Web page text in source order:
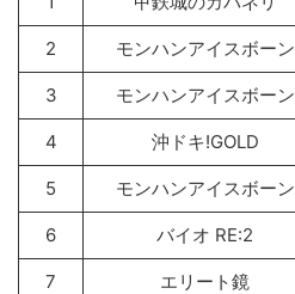
2 モンハンアイスボーン
3 モンハンアイスボーン
4 沖ドキ!GOLD
5 モンハンアイスボーン
6 バイオ RE:2
7 エリート鏡